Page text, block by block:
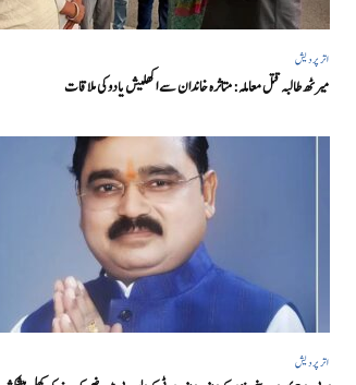
اتر پردیش
میرٹھ طالبہ قتل معاملہ: متاثرہ خاندان سے اکھلیش یادوکی ملاقات
اتر پردیش